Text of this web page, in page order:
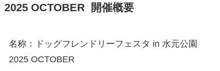
2025 OCTOBER 開催概要
名称：ドッグフレンドリーフェスタ in 水元公園
2025 OCTOBER